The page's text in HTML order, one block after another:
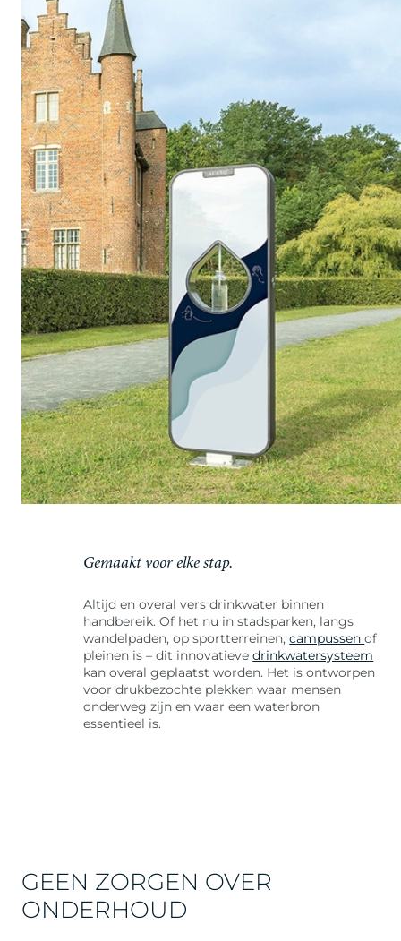
De ALASQ is een gebruiksvriendelijk en hygiënisch
buitentappunt voor de moderne voorbijganger. Het
drinkwatersysteem met plat drinkwater combineert
gebruiksgemak met aandacht voor kwaliteit, design en ecologie.
Gemaakt voor elke stap.
Altijd en overal vers drinkwater binnen
handbereik. Of het nu in stadsparken, langs
wandelpaden, op sportterreinen,campussenof
pleinen is – dit innovatievedrinkwatersysteem
kan overal geplaatst worden. Het is ontworpen
voor drukbezochte plekken waar mensen
onderweg zijn en waar een waterbron
essentieel is.
GEEN ZORGEN OVER
ONDERHOUD